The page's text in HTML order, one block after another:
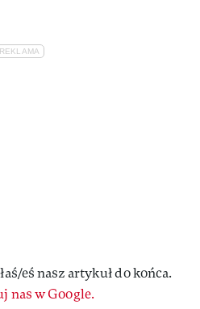
eś nasz artykuł do końca.
nas w Google.